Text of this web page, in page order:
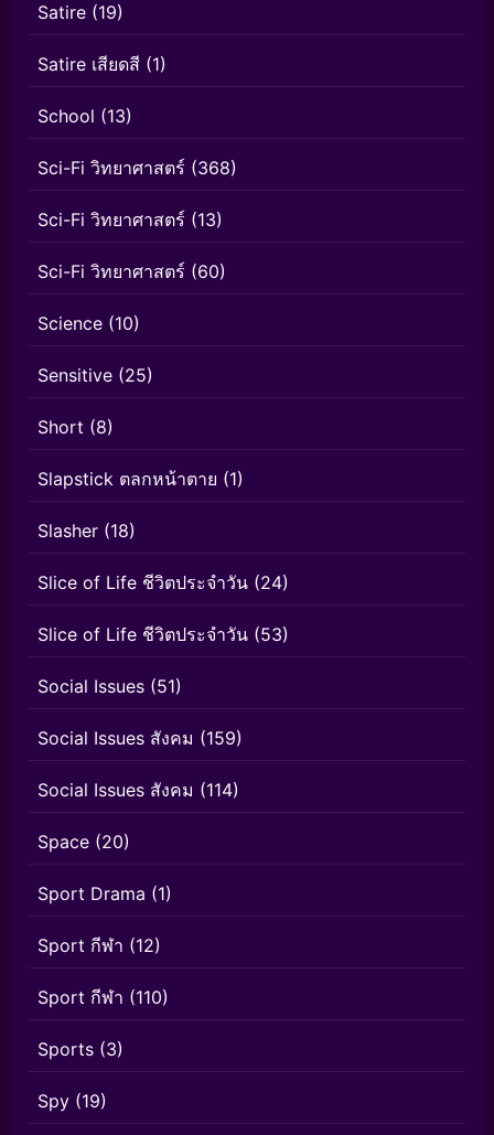
Satire (19)
Satire เสียดสี (1)
School (13)
Sci-Fi วิทยาศาสตร์ (368)
Sci-Fi วิทยาศาสตร์ (13)
Sci-Fi วิทยาศาสตร์ (60)
Science (10)
Sensitive (25)
Short (8)
Slapstick ตลกหน้าตาย (1)
Slasher (18)
Slice of Life ชีวิตประจำวัน (24)
Slice of Life ชีวิตประจำวัน (53)
Social Issues (51)
Social Issues สังคม (159)
Social Issues สังคม (114)
Space (20)
Sport Drama (1)
Sport กีฬา (12)
Sport กีฬา (110)
Sports (3)
Spy (19)